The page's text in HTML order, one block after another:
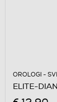
OROLOGI -
ELITE-